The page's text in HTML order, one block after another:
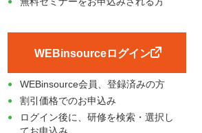
WEBinsourceログイン
WEBinsource会員、登録済みの方
割引価格でのお申込み
ログイン後に、研修を検索・選択し